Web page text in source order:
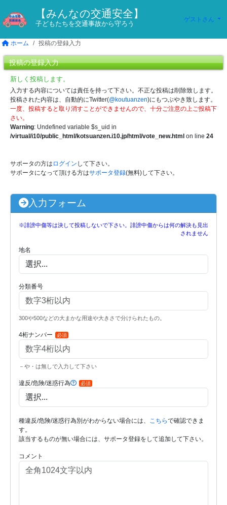
【みんなの交通安全】
子どもたちを交通事故から守ろう
ゲストさん
ホーム 投稿の登録入力
投稿の登録入力
新しく投稿します。
入力する内容については責任を持って下さい。不正な投稿は削除致します。
投稿された内容は、自動的にTwitter(@koutuanzen)にもつぶやき致します。
一度、投稿すると取り消すことができませんので、十分ご注意の上ご投稿下
さい。
Warning: Undefined variable $s_uid in
/virtual/i10/public_html/kotsuanzen.i10.jp/html/vote_new.html on line 24
サポータの方は ログイン して下さい。
サポータになって頂ける方はサポータ登録(無料)して下さい。
入力フォーム
※誹謗中傷等は決して投稿しないで下さい。誹謗中傷からは何の解決も見出
されません
地名
分類番号
300や500などの大まかな用途や大きさで分けられたもの。
4桁ナンバー 必須
－や・は無しで入力して下さい
違反/危険/迷惑行為 必須
種違反/危険/迷惑行為別がわからない場合には、 こちらで確認できま
す。
該当するものが無い場合には、サポータ登録をして追加して下さい。
コメント